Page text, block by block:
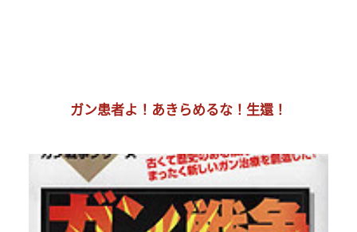
ガン患者よ！あきらめるな！生還！